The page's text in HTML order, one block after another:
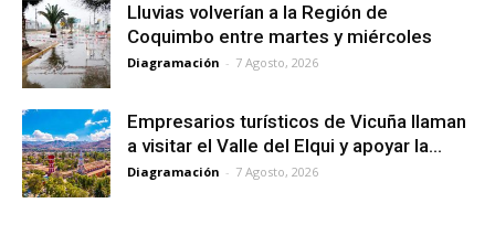
Lluvias volverían a la Región de
Coquimbo entre martes y miércoles
Diagramación - 7 Agosto, 2026
Empresarios turísticos de Vicuña llaman
a visitar el Valle del Elqui y apoyar la...
Diagramación - 7 Agosto, 2026